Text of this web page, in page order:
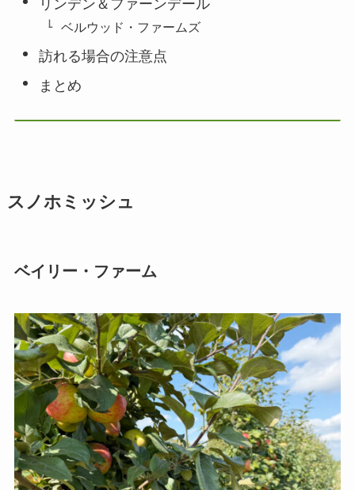
ベルウッド・ファームズ
訪れる場合の注意点
まとめ
スノホミッシュ
ベイリー・ファーム